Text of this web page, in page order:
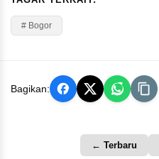
# Bogor
Bagikan:
← Terbaru